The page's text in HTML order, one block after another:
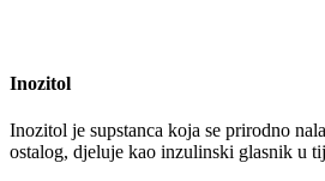
Inozitol
Inozitol je supstanca koja se prirodno
ostalog, djeluje kao inzulinski glasnik u